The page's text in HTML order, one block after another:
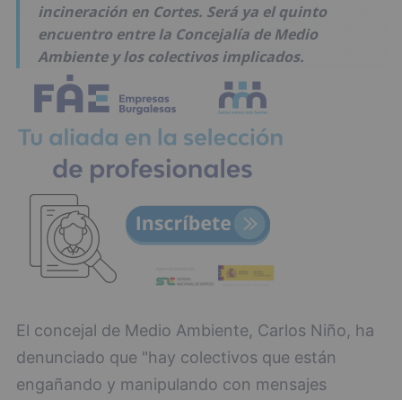
incineración en Cortes. Será ya el quinto
encuentro entre la Concejalía de Medio
Ambiente y los colectivos implicados.
El concejal de Medio Ambiente, Carlos Niño, ha
denunciado que "hay colectivos que están
engañando y manipulando con mensajes